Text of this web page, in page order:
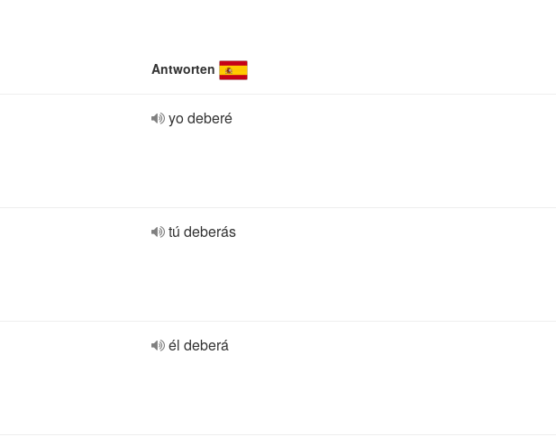
Antworten
yo deberé
tú deberás
él deberá